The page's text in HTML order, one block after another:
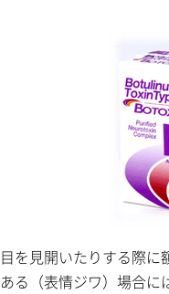
目を見開いたりする際
ある（表情ジワ）場合に